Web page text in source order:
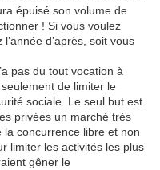
épuisé son volume de
! Si vous voulez
d’après, soit vous
pas du tout vocation à
de limiter le
sociale. Le seul but est
privées un marché très
concurrence libre et non
limiter les activités les plus
gêner le